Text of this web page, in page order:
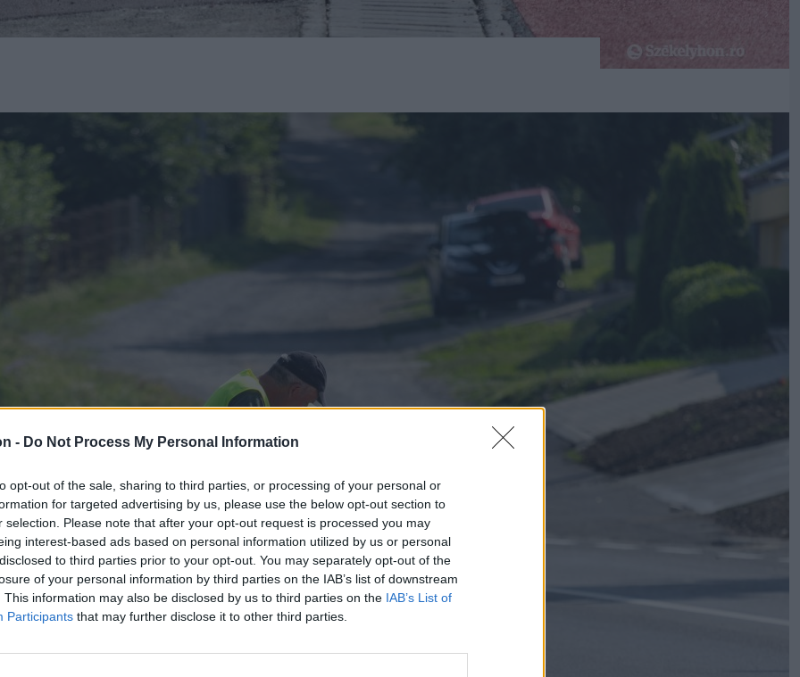
- Do Not Process My Personal Information
opt-out of the sale, sharing to third parties, or processing of your personal or
for targeted advertising by us, please use the below opt-out section to
selection. Please note that after your opt-out request is processed you may
interest-based ads based on personal information utilized by us or personal
to third parties prior to your opt-out. You may separately opt-out of the
of your personal information by third parties on the IAB’s list of downstream
This information may also be disclosed by us to third parties on the IAB’s List of
Participants that may further disclose it to other third parties.